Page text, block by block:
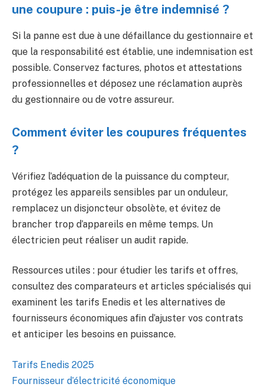
une coupure : puis-je être indemnisé ?
Si la panne est due à une défaillance du gestionnaire et
que la responsabilité est établie, une indemnisation est
possible. Conservez factures, photos et attestations
professionnelles et déposez une réclamation auprès
du gestionnaire ou de votre assureur.
Comment éviter les coupures fréquentes
?
Vérifiez l’adéquation de la puissance du compteur,
protégez les appareils sensibles par un onduleur,
remplacez un disjoncteur obsolète, et évitez de
brancher trop d’appareils en même temps. Un
électricien peut réaliser un audit rapide.
Ressources utiles : pour étudier les tarifs et offres,
consultez des comparateurs et articles spécialisés qui
examinent les tarifs Enedis et les alternatives de
fournisseurs économiques afin d’ajuster vos contrats
et anticiper les besoins en puissance.
Tarifs Enedis 2025
Fournisseur d’électricité économique